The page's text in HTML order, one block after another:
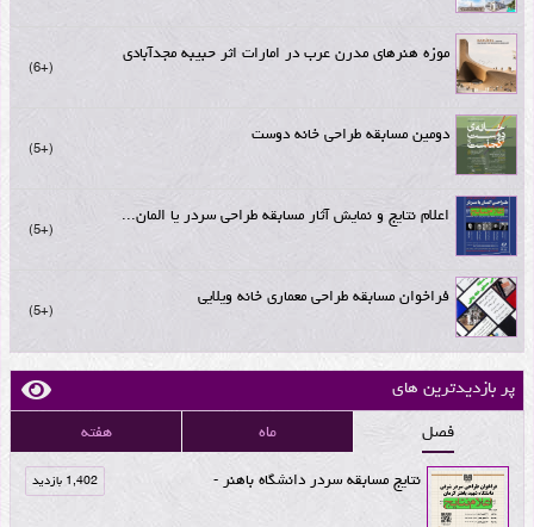
موزه هنرهای مدرن عرب در امارات اثر حبیبه مجدآبادی
+6
دومین مسابقه طراحی خانه دوست
+5
اعلام نتایج و نمایش آثار مسابقه طراحی سردر یا المان...
+5
فراخوان مسابقه طراحی معماری خانه ویلایی
+5
پر بازدیدترین های
فصل ماه هفته
نتایج مسابقه سردر دانشگاه باهنر - 1,402 بازدید